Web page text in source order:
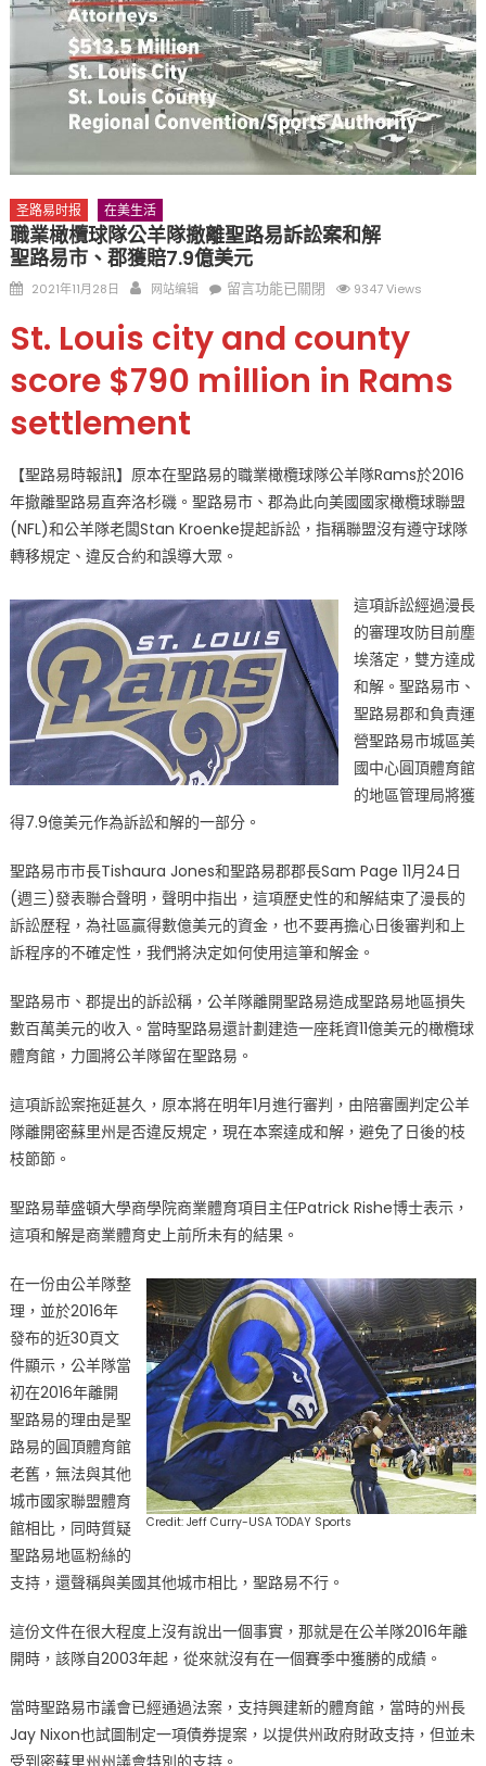
园“中华日三十周年特别报道（五）
筝声与琴韵交汇：刘励(Li Statler)与钢琴家Darek演绎一场古筝
与钢琴的精彩对话
圣路易时报 在美生活
職業橄欖球隊公羊隊撤離聖路易訴訟案和解
聖路易市、郡獲賠7.9億美元
Posted
2021年11月28日 Author
网站编辑
在
業
橄
欖
羊
隊
撤
離
路
易
訴
訟
案
和
解
聖
路
易
市、
郡
獲
賠
7.9
美
元〉
中
留言功能已關閉 9347 Views
St. Louis city and county
score $790 million in Rams
settlement
【聖路易時報訊】原本在聖路易的職業橄欖球隊公羊隊Rams於2016
年撤離聖路易直奔洛杉磯。聖路易市、郡為此向美國國家橄欖球聯盟
(NFL)和公羊隊老闆Stan Kroenke提起訴訟，指稱聯盟沒有遵守球隊
轉移規定、違反合約和誤導大眾。
這項訴訟經過漫長
的審理攻防目前塵
埃落定，雙方達成
和解。聖路易市、
聖路易郡和負責運
營聖路易市城區美
國中心圓頂體育館
的地區管理局將獲
得7.9億美元作為訴訟和解的一部分。
聖路易市市長Tishaura Jones和聖路易郡郡長Sam Page 11月24日
(週三)發表聯合聲明，聲明中指出，這項歷史性的和解結束了漫長的
訴訟歷程，為社區贏得數億美元的資金，也不要再擔心日後審判和上
訴程序的不確定性，我們將決定如何使用這筆和解金。
聖路易市、郡提出的訴訟稱，公羊隊離開聖路易造成聖路易地區損失
數百萬美元的收入。當時聖路易還計劃建造一座耗資11億美元的橄欖球
體育館，力圖將公羊隊留在聖路易。
這項訴訟案拖延甚久，原本將在明年1月進行審判，由陪審團判定公羊
隊離開密蘇里州是否違反規定，現在本案達成和解，避免了日後的枝
枝節節。
聖路易華盛頓大學商學院商業體育項目主任Patrick Rishe博士表示，
這項和解是商業體育史上前所未有的結果。
Credit: Jeff Curry-USA TODAY Sports
在一份由公羊隊整
理，並於2016年
發布的近30頁文
件顯示，公羊隊當
初在2016年離開
聖路易的理由是聖
路易的圓頂體育館
老舊，無法與其他
城市國家聯盟體育
館相比，同時質疑
聖路易地區粉絲的
支持，還聲稱與美國其他城市相比，聖路易不行。
這份文件在很大程度上沒有說出一個事實，那就是在公羊隊2016年離
開時，該隊自2003年起，從來就沒有在一個賽季中獲勝的成績。
當時聖路易市議會已經通過法案，支持興建新的體育館，當時的州長
Jay Nixon也試圖制定一項債券提案，以提供州政府財政支持，但並未
受到密蘇里州州議會特別的支持。